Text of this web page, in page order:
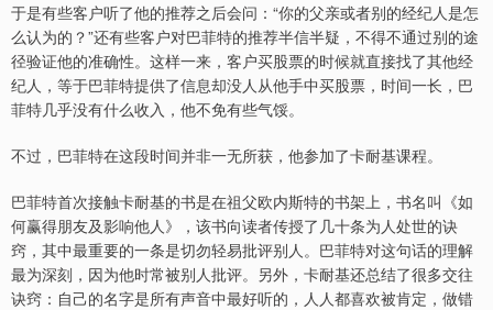
于是有些客户听了他的推荐之后会问：“你的父亲或者别的经纪人是怎
么认为的？”还有些客户对巴菲特的推荐半信半疑，不得不通过别的途
径验证他的准确性。这样一来，客户买股票的时候就直接找了其他经
纪人，等于巴菲特提供了信息却没人从他手中买股票，时间一长，巴
菲特几乎没有什么收入，他不免有些气馁。
不过，巴菲特在这段时间并非一无所获，他参加了卡耐基课程。
巴菲特首次接触卡耐基的书是在祖父欧内斯特的书架上，书名叫《如
何赢得朋友及影响他人》，该书向读者传授了几十条为人处世的诀
窍，其中最重要的一条是切勿轻易批评别人。巴菲特对这句话的理解
最为深刻，因为他时常被别人批评。另外，卡耐基还总结了很多交往
诀窍：自己的名字是所有声音中最好听的，人人都喜欢被肯定，做错